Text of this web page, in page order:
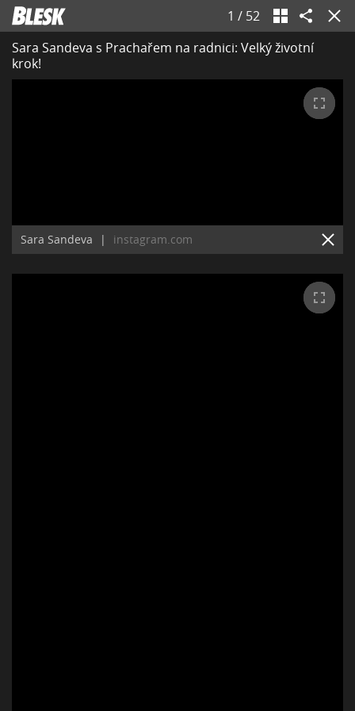
1 / 52
Sara Sandeva s Prachařem na radnici: Velký životní
krok!
Sara Sandeva | instagram.com